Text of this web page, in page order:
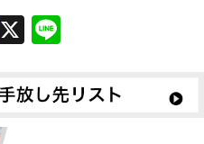
Facebook
X